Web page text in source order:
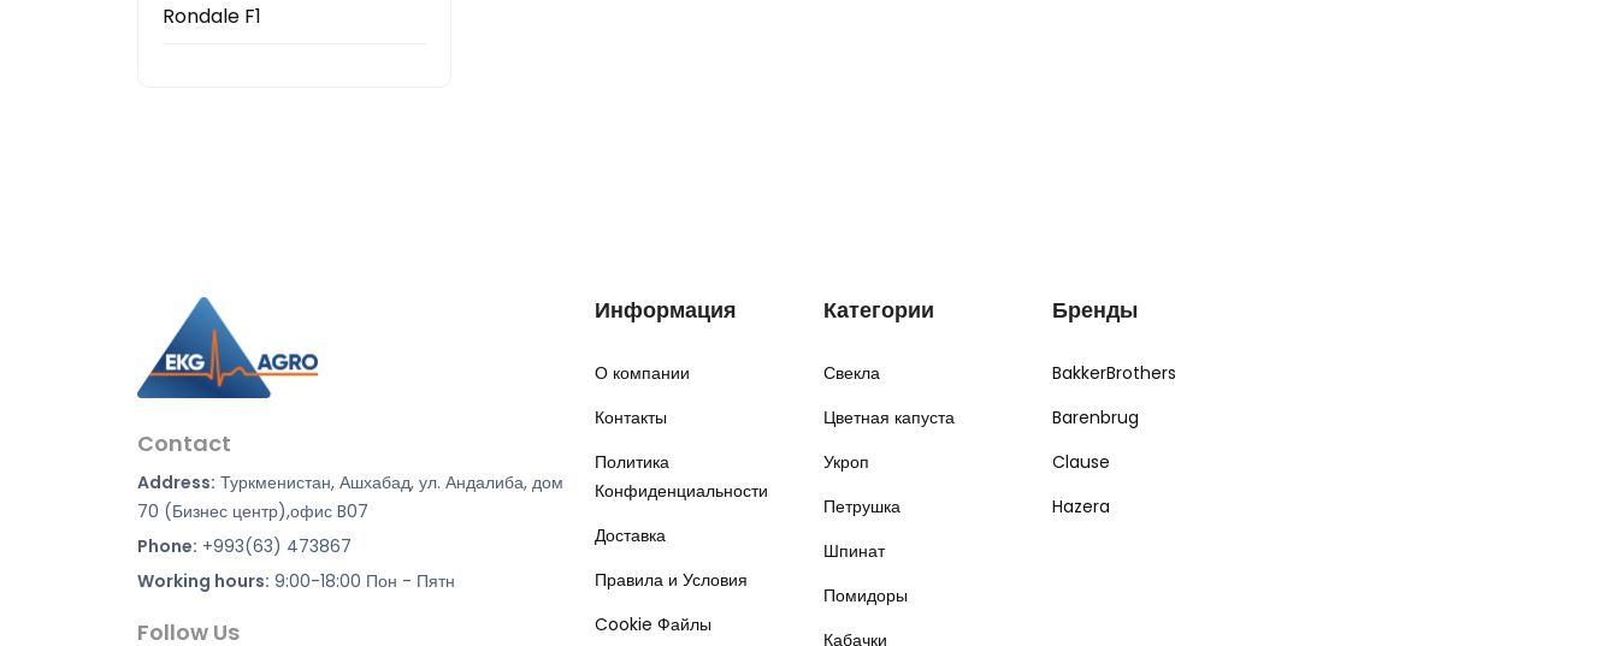
Rondale F1
Contact
Address: Туркменистан, Ашхабад, ул. Андалиба, дом
70 (Бизнес центр),офис B07
Phone: +993(63) 473867
Working hours: 9:00-18:00 Пон - Пятн
Follow Us
Информация
О компании
Контакты
Политика
Конфиденциальности
Доставка
Правила и Условия
Cookie Файлы
Категории
Свекла
Цветная капуста
Укроп
Петрушка
Шпинат
Помидоры
Кабачки
Бренды
BakkerBrothers
Barenbrug
Clause
Hazera